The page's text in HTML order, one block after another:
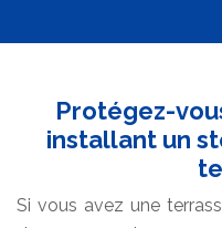
Protégez-
installant un
Si vous avez une